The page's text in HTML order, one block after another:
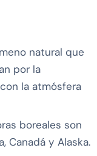
natural que
por la
la atmósfera
boreales son
Canadá y Alaska.